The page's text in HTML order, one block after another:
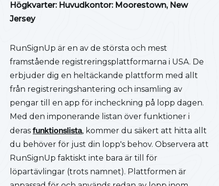
Högkvarter: Huvudkontor: Moorestown, New
Jersey
RunSignUp är en av de största och mest
framstående registreringsplattformarna i USA. De
erbjuder dig en heltäckande plattform med allt
från registreringshantering och insamling av
pengar till en app för incheckning på lopp dagen.
Med den imponerande listan över funktioner i
deras funktionslista, kommer du säkert att hitta allt
du behöver för just din lopp's behov. Observera att
RunSignUp faktiskt inte bara är till för
löpartävlingar (trots namnet). Plattformen är